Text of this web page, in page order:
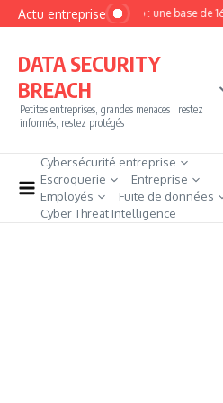
Aller au contenu
Actu entrepriseMyPhoto : une base de 16
DATA SECURITY
BREACH
Petites entreprises, grandes menaces : restez
informés, restez protégés
Cybersécurité entreprise
Escroquerie
Entreprise
Employés
Fuite de données
Cyber Threat Intelligence